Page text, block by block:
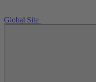
Global Site